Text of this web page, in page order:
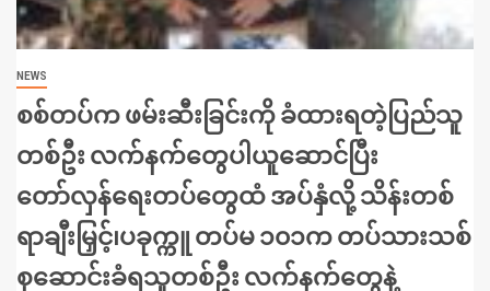
NEWS
စစ်တပ်က ဖမ်းဆီးခြင်းကို ခံထားရတဲ့ပြည်သူ
တစ်ဦး လက်နက်တွေပါယူဆောင်ပြီး
တော်လှန်ရေးတပ်တွေထံ အပ်နှံလို့ သိန်းတစ်
ရာချီးမြှင့်၊ပခုက္ကူ တပ်မ ၁၀၁က တပ်သားသစ်
စုဆောင်းခံရသူတစ်ဦး လက်နက်တွေနဲ့